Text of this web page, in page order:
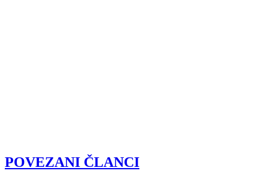
POVEZANI ČLANCI